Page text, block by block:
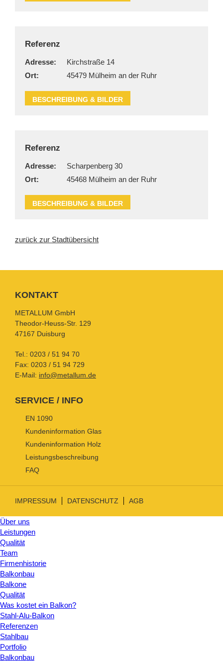
Referenz
Adresse:
Kirchstraße 14
Ort:
45479 Mülheim an der Ruhr
BESCHREIBUNG & BILDER
Referenz
Adresse:
Scharpenberg 30
Ort:
45468 Mülheim an der Ruhr
BESCHREIBUNG & BILDER
zurück zur Stadtübersicht
KONTAKT
METALLUM GmbH
Theodor-Heuss-Str. 129
47167 Duisburg
Tel.: 0203 / 51 94 70
Fax: 0203 / 51 94 729
E-Mail: info@metallum.de
SERVICE / INFO
EN 1090
Kundeninformation Glas
Kundeninformation Holz
Leistungsbeschreibung
FAQ
IMPRESSUM DATENSCHUTZ AGB
Über uns
Leistungen
Qualität
Team
Firmenhistorie
Balkonbau
Balkone
Qualität
Was kostet ein Balkon?
Stahl-Alu-Balkon
Referenzen
Stahlbau
Portfolio
Balkonbau